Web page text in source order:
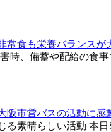
常食も栄養バランスが
時、備蓄や配給の食
阪市営バスの活動に感
る素晴らしい活動 本